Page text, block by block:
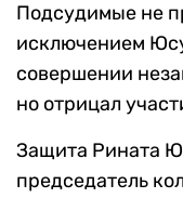
Подсудимые не
исключением
совершении
но отрицал
Защита Рината
председатель